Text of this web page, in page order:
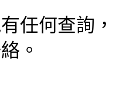
任何查詢，
。